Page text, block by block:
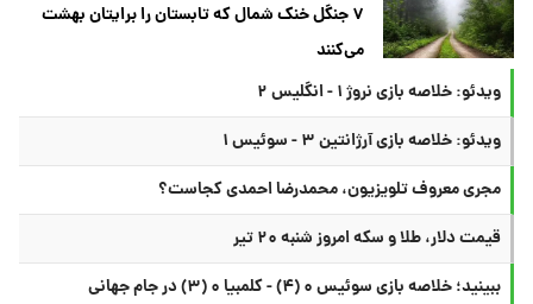
۷ جنگل خنک شمال که تابستان را برایتان بهشت
می‌کنند
ویدئو: خلاصه بازی نروژ ۱ - انگلیس ۲
ویدئو: خلاصه بازی آرژانتین ۳ - سوئیس ۱
مجری معروف تلویزیون، محمدرضا احمدی کجاست؟
قیمت دلار، طلا و سکه امروز شنبه ۲۰ تیر
ببینید؛ خلاصه بازی سوئیس ۰ (۴) - کلمبیا ۰ (۳) در جام جهانی